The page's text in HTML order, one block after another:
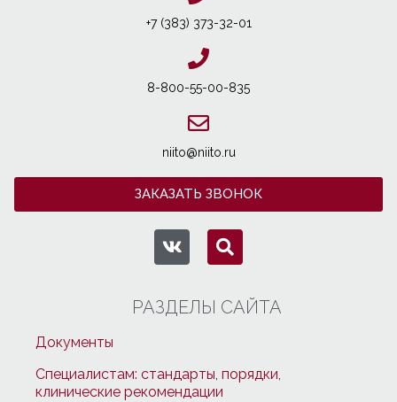
+7 (383) 373-32-01
8-800-55-00-835
niito@niito.ru
ЗАКАЗАТЬ ЗВОНОК
РАЗДЕЛЫ САЙТА
Документы
Специалистам: стандарты, порядки,
клинические рекомендации